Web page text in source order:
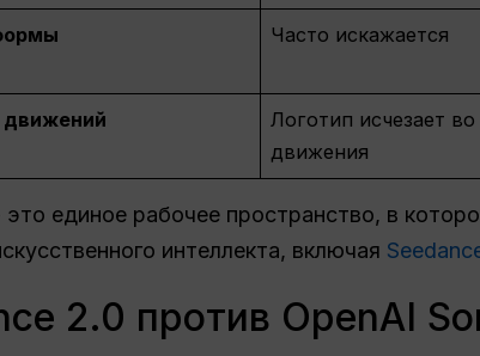
Часто искажается
движений
Логотип исчезает
движения
это единое рабочее пространство, в
интеллекта, включая
2.0 против OpenAI